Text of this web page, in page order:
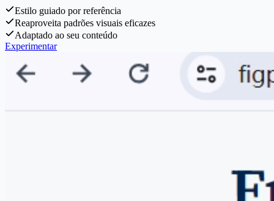
Estilo guiado por referência
Reaproveita padrões visuais eficazes
Adaptado ao seu conteúdo
Experimentar